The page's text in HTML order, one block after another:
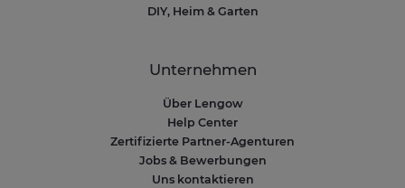
DIY, Heim & Garten
Unternehmen
Über Lengow
Help Center
Zertifizierte Partner-Agenturen
Jobs & Bewerbungen
Uns kontaktieren